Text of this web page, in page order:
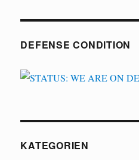
DEFENSE CONDITION
KATEGORIEN